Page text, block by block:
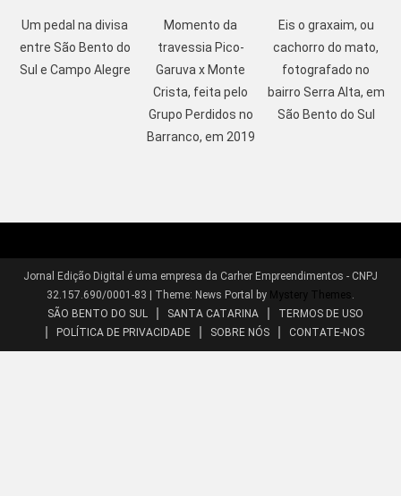
Um pedal na divisa
entre São Bento do
Sul e Campo Alegre
Momento da
travessia Pico-
Garuva x Monte
Crista, feita pelo
Grupo Perdidos no
Barranco, em 2019
Eis o graxaim, ou
cachorro do mato,
fotografado no
bairro Serra Alta, em
São Bento do Sul
Jornal Edição Digital é uma empresa da Carher Empreendimentos - CNPJ
32.157.690/0001-83 | Theme: News Portal by Mystery Themes
SÃO BENTO DO SUL
SANTA CATARINA
TERMOS DE USO
POLÍTICA DE PRIVACIDADE
SOBRE NÓS CONTATE-NOS